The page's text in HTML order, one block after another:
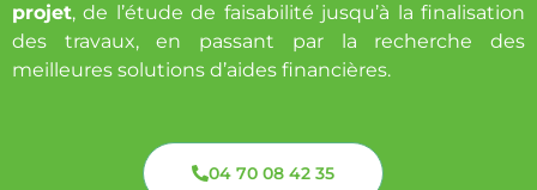
projet, de l’étude de faisabilité jusqu’à la finalisation
des travaux, en passant par la recherche des
meilleures solutions d’aides financières.
04 70 08 42 35